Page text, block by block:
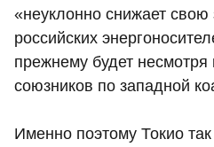
«неуклонно снижает свою
российских
прежнему будет
союзников по западной
Именно поэтому Токио